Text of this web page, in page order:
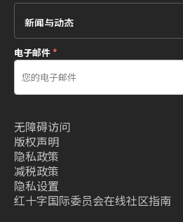
电子邮件*
无障碍访问
版权声明
隐私政策
减税政策
隐私设置
红十字国际委员会在线社区指南